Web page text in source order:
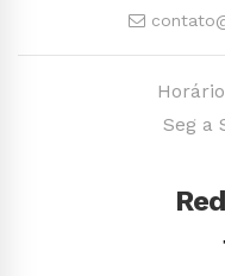
Seg a